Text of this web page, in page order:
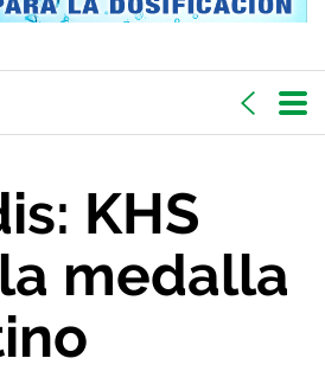
KHS
medalla